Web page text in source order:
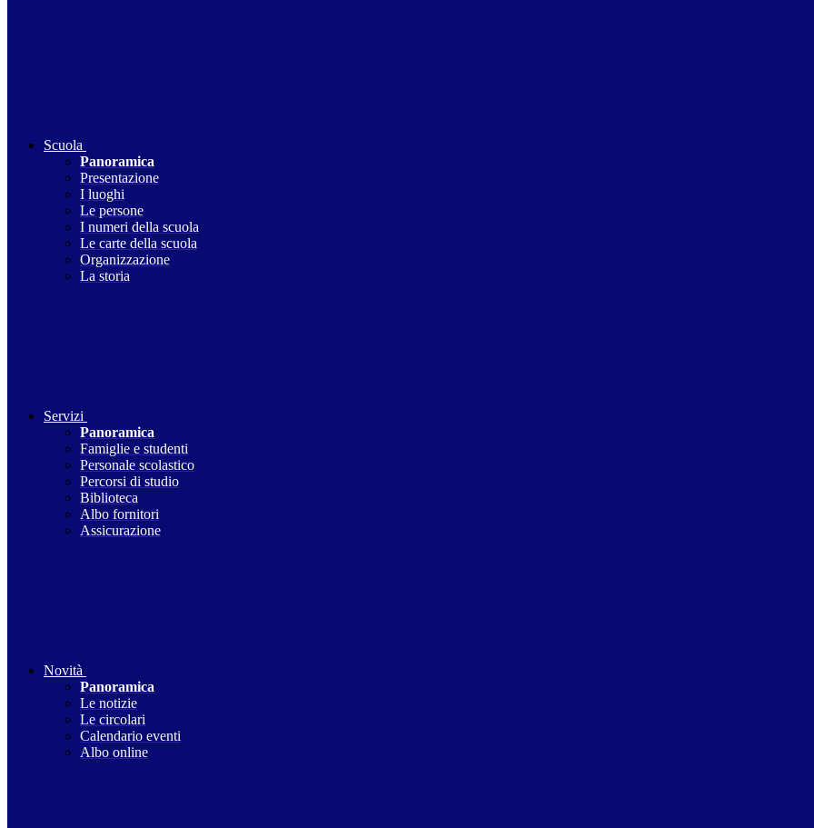
Scuola
Panoramica
Presentazione
I luoghi
Le persone
I numeri della scuola
Le carte della scuola
Organizzazione
La storia
Servizi
Panoramica
Famiglie e studenti
Personale scolastico
Percorsi di studio
Biblioteca
Albo fornitori
Assicurazione
Novità
Panoramica
Le notizie
Le circolari
Calendario eventi
Albo online